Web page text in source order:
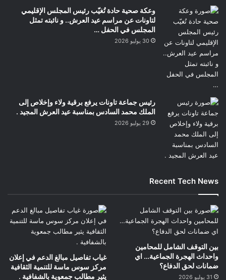
وعكة صحية حادة تُغيّب رئيس المجلس الإقليمي
لتاونات عن مراسم عيد العرش.. و نائبته تمثل
المجلس في الحفل …
30 يوليو 2026
رئيس جماعة تاونات يرفع برقية ولاء وإخلاص إلى
الملك محمد السادس بمناسبة عيد العرش المجيد .
29 يوليو 2026
Recent Tech News
بين التوقف الشامل للمحامين
واحداث الهجرة الجماعية… اي
ضمانات لحق الدفاع؟
31 يوليو 2026
غياب تفاصيل مبالغ الدعم في إعلان
مركز سوس ماسة للتنمية الثقافية
يثير مطالب جمعوية بالشفافية .